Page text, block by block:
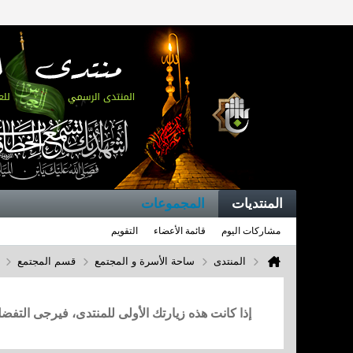
المنتديات المجموعات
مشاركات اليوم قائمة الأعضاء التقويم
المنتدى ساحة الأسرة و المجتمع قسم المجتمع
إذا كانت هذه زيارتك الأولى للمنتدى، فيرجى